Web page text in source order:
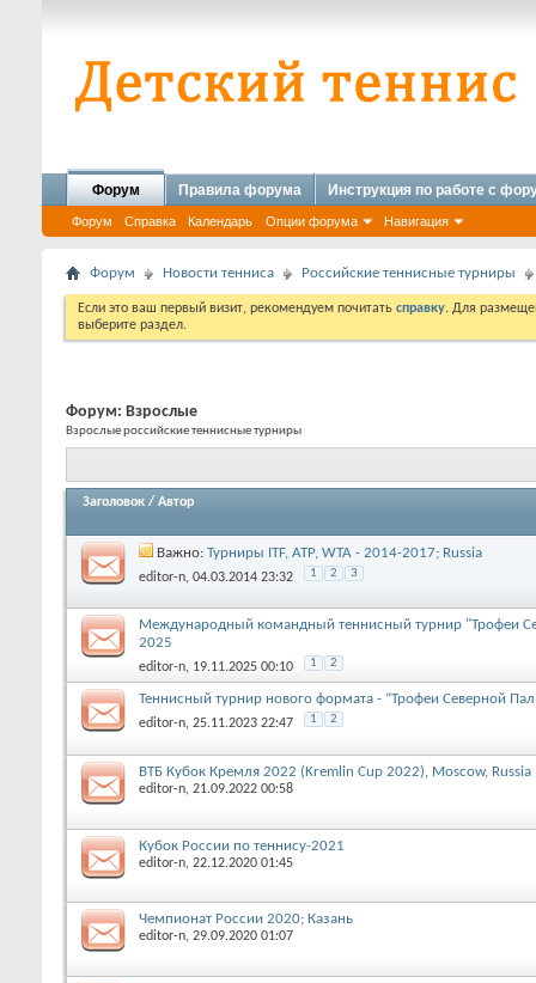
Форум
Форум Справка Календарь Опции форума Навигация
Правила форума Инструкция по работе с
Форум Новости тенниса Российские теннисные турниры
Если это ваш первый визит, рекомендуем почитать справку. Для
выберите раздел.
Форум: Взрослые
Взрослые российские теннисные турниры
Заголовок / Автор
Важно: Турниры ITF, АТР, WTA - 2014-2017; Russia
editor-n, 04.03.2014 23:32 1 2 3
Международный командный теннисный турнир "Трофеи
2025
editor-n, 19.11.2025 00:10 1 2
Теннисный турнир нового формата - “Трофеи Северной
editor-n, 25.11.2023 22:47 1 2
ВТБ Кубок Кремля 2022 (Kremlin Cup 2022), Moscow, Russia
editor-n, 21.09.2022 00:58
Кубок России по теннису-2021
editor-n, 22.12.2020 01:45
Чемпионат России 2020; Казань
editor-n, 29.09.2020 01:07